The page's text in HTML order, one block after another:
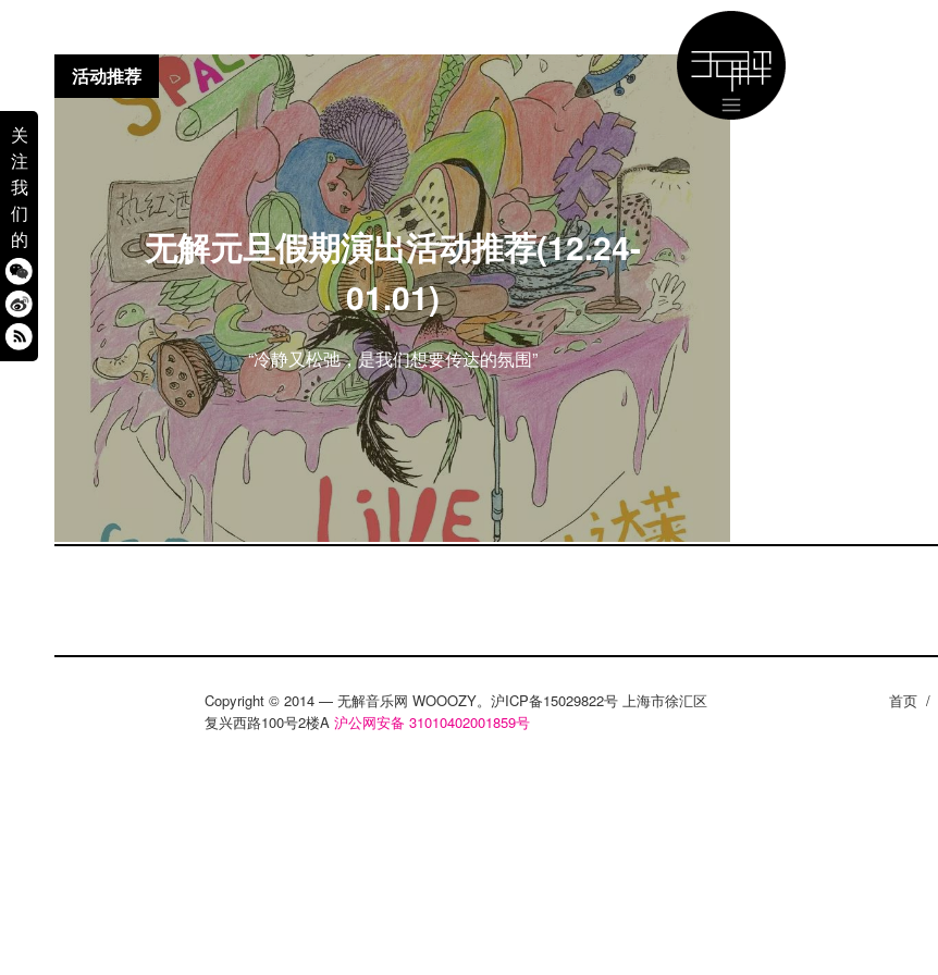
关
注
我
们
的
无解元旦假期演出活动推荐(12.24-
01.01)
“冷静又松弛，是我们想要传达的氛围”
活动推荐
Copyright © 2014 — 无解音乐网 WOOOZY。沪ICP备15029822号 上海市徐汇区
复兴西路100号2楼A 沪公网安备 31010402001859号
首页 /